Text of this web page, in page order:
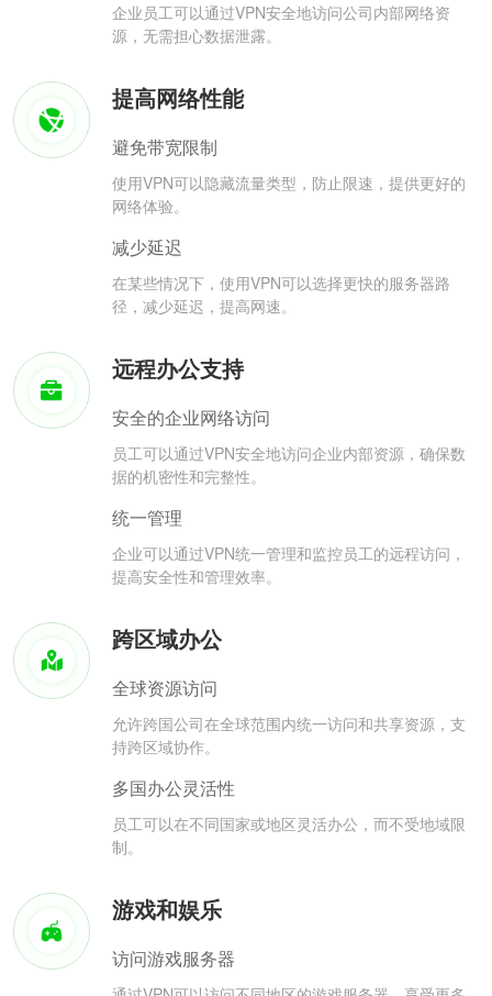
企业员工可以通过VPN安全地访问公司内部网络资
源，无需担心数据泄露。
提高网络性能
避免带宽限制
使用VPN可以隐藏流量类型，防止限速，提供更好的
网络体验。
减少延迟
在某些情况下，使用VPN可以选择更快的服务器路
径，减少延迟，提高网速。
远程办公支持
安全的企业网络访问
员工可以通过VPN安全地访问企业内部资源，确保数
据的机密性和完整性。
统一管理
企业可以通过VPN统一管理和监控员工的远程访问，
提高安全性和管理效率。
跨区域办公
全球资源访问
允许跨国公司在全球范围内统一访问和共享资源，支
持跨区域协作。
多国办公灵活性
员工可以在不同国家或地区灵活办公，而不受地域限
制。
游戏和娱乐
访问游戏服务器